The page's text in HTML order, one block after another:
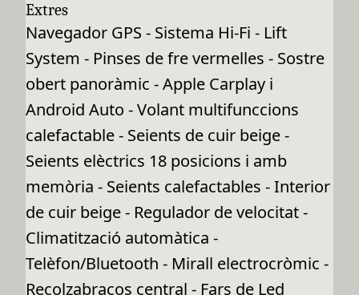
Extres
Navegador GPS - Sistema Hi-Fi - Lift
System - Pinses de fre vermelles - Sostre
obert panoràmic - Apple Carplay i
Android Auto - Volant multifunccions
calefactable - Seients de cuir beige -
Seients elèctrics 18 posicions i amb
memòria - Seients calefactables - Interior
de cuir beige - Regulador de velocitat -
Climatització automàtica -
Telèfon/Bluetooth - Mirall electrocròmic -
Recolzabraços central - Fars de Led